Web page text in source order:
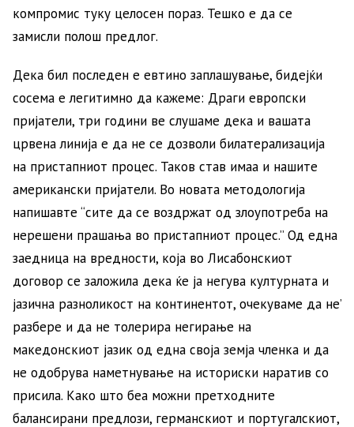
компромис туку целосен пораз. Тешко е да се
замисли полош предлог.
Дека бил последен е евтино заплашување, бидејќи
сосема е легитимно да кажеме: Драги европски
пријатели, три години ве слушаме дека и вашата
црвена линија е да не се дозволи билатерализација
на пристапниот процес. Таков став имаа и нашите
американски пријатели. Во новата методологија
напишавте “сите да се воздржат од злоупотреба на
нерешени прашања во пристапниот процес.” Од една
заедница на вредности, која во Лисабонскиот
договор се заложила дека ќе ја негува културната и
јазична разноликост на континентот, очекуваме да не’
разбере и да не толерира негирање на
македонскиот јазик од една своја земја членка и да
не одобрува наметнување на историски наратив со
присила. Како што беа можни претходните
балансирани предлози, германскиот и португалскиот,